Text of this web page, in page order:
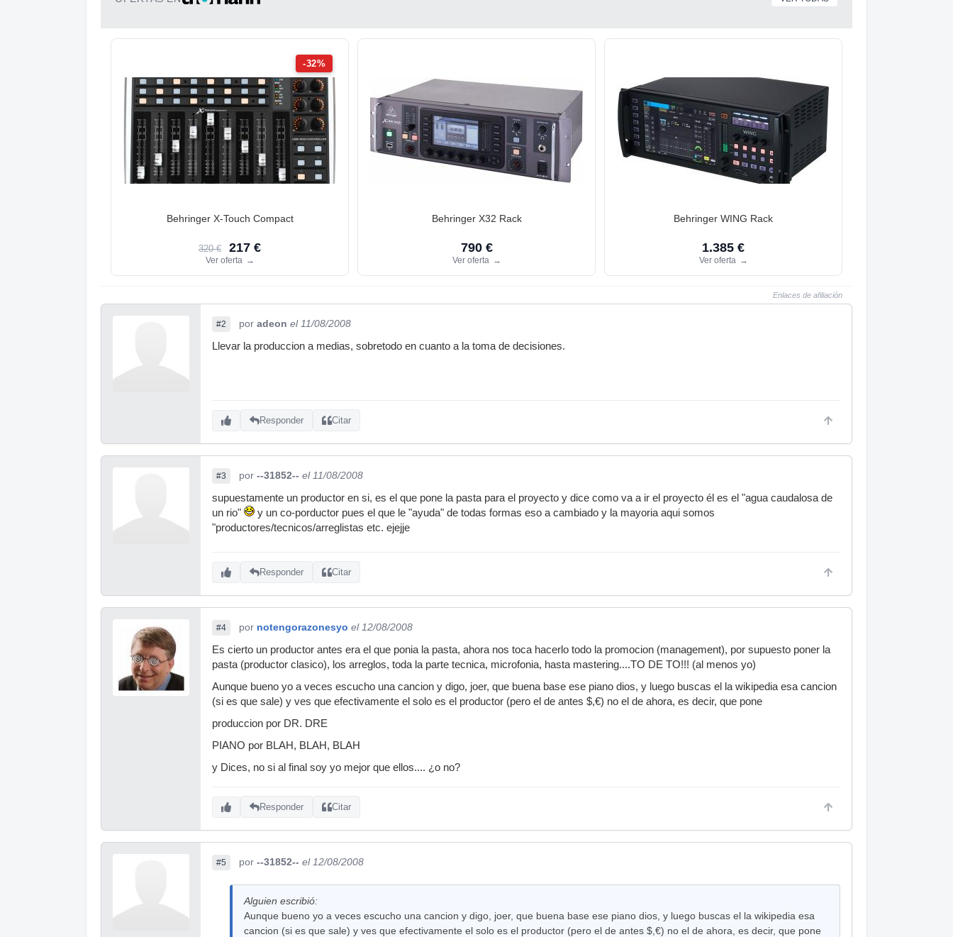
-32%
Behringer X-Touch Compact
320 € 217 €
Ver oferta →
Behringer X32 Rack
790 €
Ver oferta →
Behringer WING Rack
1.385 €
Ver oferta →
Enlaces de afiliación
#2 por adeon el 11/08/2008
Llevar la produccion a medias, sobretodo en cuanto a la toma de decisiones.
Responder Citar
#3 por --31852-- el 11/08/2008
supuestamente un productor en si, es el que pone la pasta para el proyecto y dice como va a ir el proyecto él es el "agua caudalosa de
un rio"
y un co-porductor pues el que le "ayuda" de todas formas eso a cambiado y la mayoria aqui somos
"productores/tecnicos/arreglistas etc. ejejje
Responder Citar
#4 por notengorazonesyo el 12/08/2008
Es cierto un productor antes era el que ponia la pasta, ahora nos toca hacerlo todo la promocion (management), por supuesto poner la
pasta (productor clasico), los arreglos, toda la parte tecnica, microfonia, hasta mastering....TO DE TO!!! (al menos yo)
Aunque bueno yo a veces escucho una cancion y digo, joer, que buena base ese piano dios, y luego buscas el la wikipedia esa cancion
(si es que sale) y ves que efectivamente el solo es el productor (pero el de antes $,€) no el de ahora, es decir, que pone
produccion por DR. DRE
PIANO por BLAH, BLAH, BLAH
y Dices, no si al final soy yo mejor que ellos.... ¿o no?
Responder Citar
#5 por --31852-- el 12/08/2008
Alguien escribió:
Aunque bueno yo a veces escucho una cancion y digo, joer, que buena base ese piano dios, y luego buscas el la wikipedia esa
cancion (si es que sale) y ves que efectivamente el solo es el productor (pero el de antes $,€) no el de ahora, es decir, que pone